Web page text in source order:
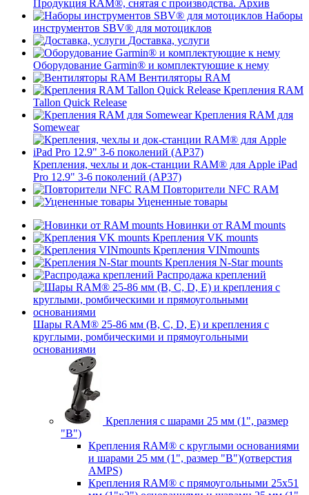
Продукция RAM®, снятая с производства. Архив
Наборы
инструментов SBV® для мотоциклов
Доставка, услуги
Оборудование Garmin® и комплектующие к нему
Вентиляторы RAM
Крепления RAM
Tallon Quick Release
Крепления RAM для
Somewear
Крепления, чехлы и док-станции RAM® для Apple iPad
Pro 12.9" 3-6 поколений (AP37)
Повторители NFC RAM
Уцененные товары
Новинки от RAM mounts
Крепления VK mounts
Крепления VINmounts
Крепления N-Star mounts
Распродажа креплений
Шары RAM® 25-86 мм (B, C, D, E) и крепления с
круглыми, ромбическими и прямоугольными
основаниями
Крепления с шарами 25 мм (1", размер
"B")
Крепления RAM® с круглыми основаниями
и шарами 25 мм (1", размер "B")(отверстия
AMPS)
Крепления RAM® с прямоугольными 25х51